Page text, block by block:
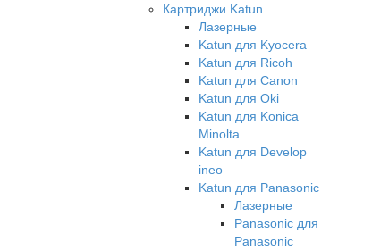
Картриджи Katun
Лазерные
Katun для Kyocera
Katun для Ricoh
Katun для Canon
Katun для Oki
Katun для Konica
Minolta
Katun для Develop
ineo
Katun для Panasonic
Лазерные
Panasonic для
Panasonic